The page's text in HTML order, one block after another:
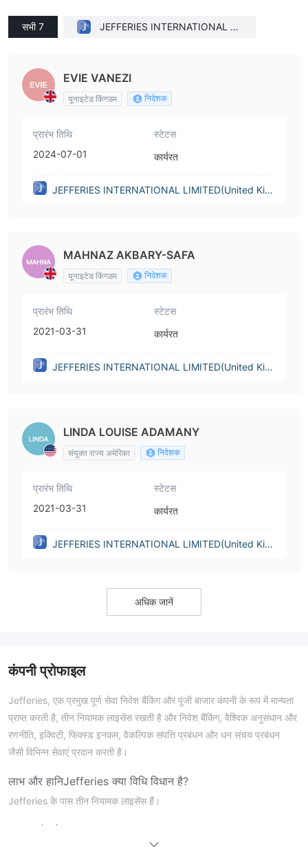
सभी 7
JEFFERIES INTERNATIONAL LI
EVIE VANEZI
यूनाइटेड किंगडम निदेशक
प्रारंभ तिथि
2024-07-01
स्टेटस
कार्यरत
JEFFERIES INTERNATIONAL LIMITED(United Kin
MAHNAZ AKBARY-SAFA
यूनाइटेड किंगडम निदेशक
प्रारंभ तिथि
2021-03-31
स्टेटस
कार्यरत
JEFFERIES INTERNATIONAL LIMITED(United Kin
LINDA LOUISE ADAMANY
संयुक्त राज्य अमेरिका निदेशक
प्रारंभ तिथि
2021-03-31
स्टेटस
कार्यरत
JEFFERIES INTERNATIONAL LIMITED(United Kin
अधिक जानें
कंपनी प्रोफाइल
Jefferies, एक प्रमुख पूर्ण सेवा निवेश बैंकिंग और पूंजी बाजार कंपनी के रूप में मान्यता
प्राप्त करती है, तीन नियामक लाइसेंस रखती है और निवेश बैंकिंग, वैश्विक अनुसंधान और
रणनीति, इक्विटी, फिक्स्ड इनकम, वैकल्पिक संपत्ति प्रबंधन और धन संचय प्रबंधन
जैसी विभिन्न सेवाएं प्रदान करती है।
लाभ और हानिJefferies क्या विधि विधान है?
Jefferies के पास तीन नियामक लाइसेंस हैं।
उत्पाद और सेवाएं